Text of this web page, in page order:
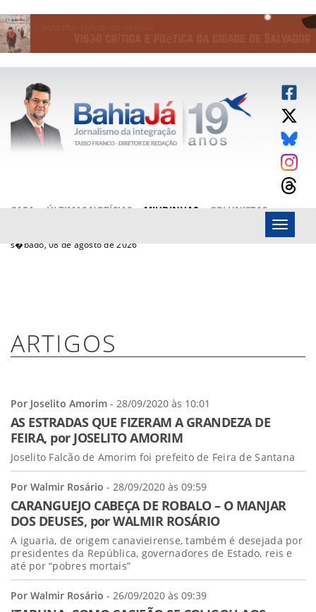
CAPA ÚLTIMAS NOTÍCIAS MIUDINHAS
COLUNISTAS
s�bado, 08 de agosto de 2026
Menu
ARTIGOS
Por Joselito Amorim - 28/09/2020 às 10:01
AS ESTRADAS QUE FIZERAM A GRANDEZA DE
FEIRA, por JOSELITO AMORIM
Joselito Falcão de Amorim foi prefeito de Feira de Santana
Por Walmir Rosário - 28/09/2020 às 09:59
CARANGUEJO CABEÇA DE ROBALO – O MANJAR
DOS DEUSES, por WALMIR ROSÁRIO
A iguaria, de origem canavieirense, também é desejada por
presidentes da República, governadores de Estado, reis e
até por “pobres mortais”
Por Walmir Rosário - 26/09/2020 às 09:39